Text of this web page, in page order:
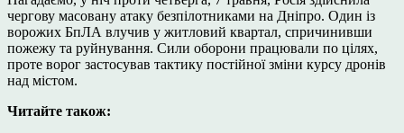
чергову масовану атаку безпілотниками на Дніпро. Один із
ворожих БпЛА влучив у житловий квартал, спричинивши
пожежу та руйнування. Сили оборони працювали по цілях,
проте ворог застосував тактику постійної зміни курсу дронів
над містом.
Читайте також: